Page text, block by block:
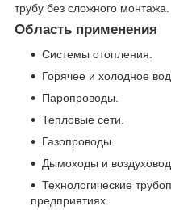
трубу без сложного монтажа.
Область применения
Системы отопления.
Горячее и холодное
Паропроводы.
Тепловые сети.
Газопроводы.
Дымоходы и
Технологические
предприятиях.